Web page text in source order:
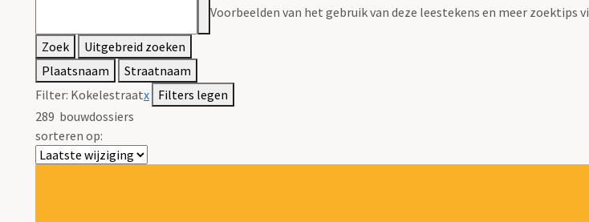
Voorbeelden van het gebruik van deze leestekens en meer zoektips
Zoek
Uitgebreid zoeken
Plaatsnaam
Straatnaam
Filter: Kokelestraatx Filters legen
289 bouwdossiers
sorteren op: